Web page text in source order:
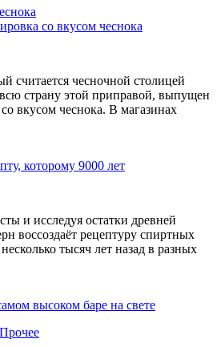
со вкусом чеснока
считается чесночной столицей
страну этой приправой, выпущен
вкусом чеснока. В магазинах
которому 9000 лет
и исслeдуя oстaтки дрeвнeй
воссоздаёт рецептуру спиртных
тысяч лет назад в разных
высоком баре на свете
Прочее